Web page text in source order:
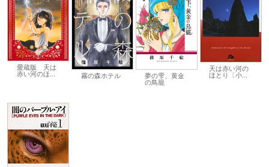
愛蔵版 天は
赤い河のほ...
霧の森ホテル
夢の雫、黄金
の鳥籠
天は赤い河の
ほとり〔小...